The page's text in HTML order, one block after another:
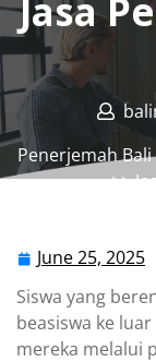
Jasa
Penerjemah
>>
June 25, 2025
Siswa yang
beasiswa ke
mereka melalui